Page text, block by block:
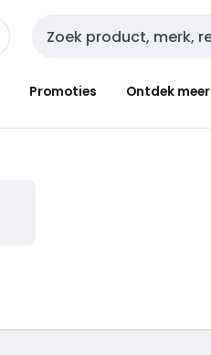
Zoekveld invoer
Promoties Ontdek meer